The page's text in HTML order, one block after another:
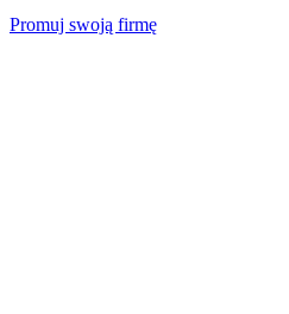
Promuj swoją firmę